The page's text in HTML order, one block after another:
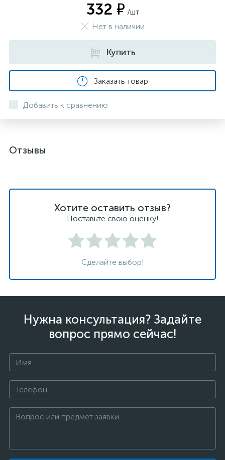
332 ₽ /шт
Нет в наличии
Купить
Заказать товар
Добавить к сравнению
Отзывы
Хотите оставить отзыв?
Поставьте свою оценку!
Сделайте выбор!
Нужна консультация? Задайте
вопрос прямо сейчас!